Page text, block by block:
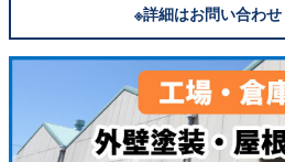
※詳細はお問い合わせ